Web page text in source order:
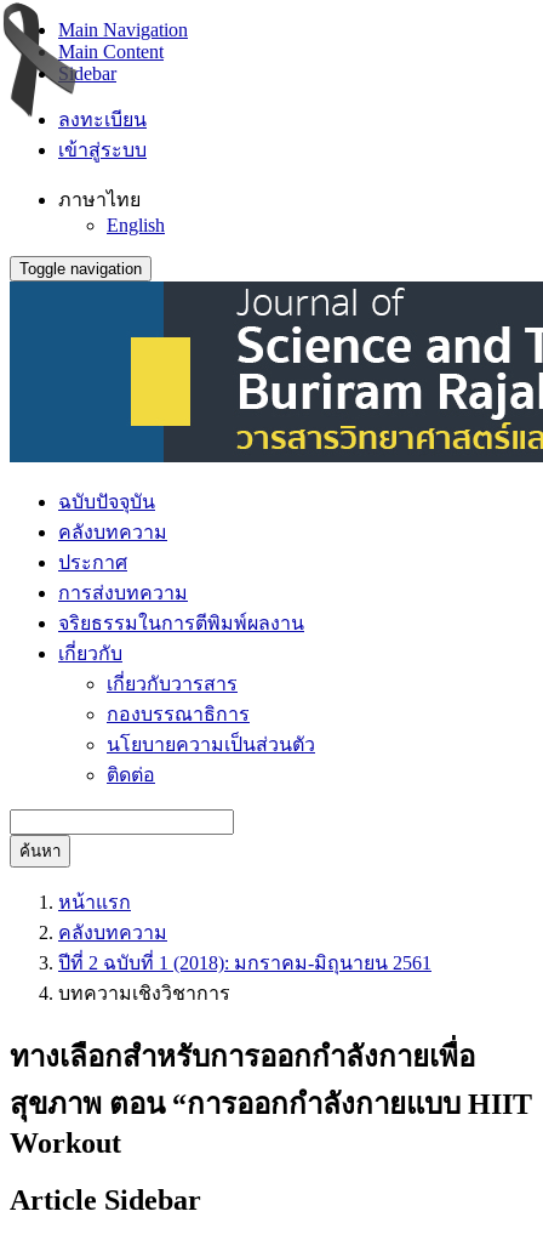
Main Navigation
Main Content
Sidebar
ลงทะเบียน
เข้าสู่ระบบ
ภาษาไทย
English
Toggle navigation
ฉบับปัจจุบัน
คลังบทความ
ประกาศ
การส่งบทความ
จริยธรรมในการตีพิมพ์ผลงาน
เกี่ยวกับ
เกี่ยวกับวารสาร
กองบรรณาธิการ
นโยบายความเป็นส่วนตัว
ติดต่อ
ค้นหา
หน้าแรก
คลังบทความ
ปีที่ 2 ฉบับที่ 1 (2018): มกราคม-มิถุนายน 2561
บทความเชิงวิชาการ
ทางเลือกสําหรับการออกกําลังกายเพื่อ
สุขภาพ ตอน “การออกกําลังกายแบบ HIIT
Workout
Article Sidebar